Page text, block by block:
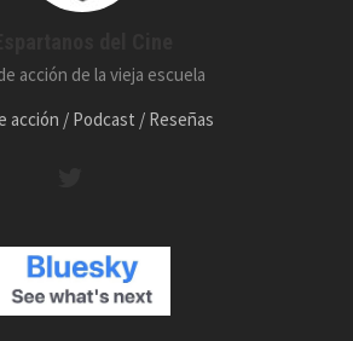
acción de la vieja escuela
acción / Podcast / Reseñas